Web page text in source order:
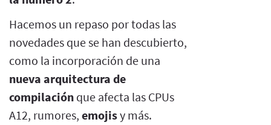
Hacemos un repaso por todas las
novedades que se han descubierto,
como la incorporación de una
nueva arquitectura de
compilación que afecta las CPUs
A12, rumores, emojisy más.